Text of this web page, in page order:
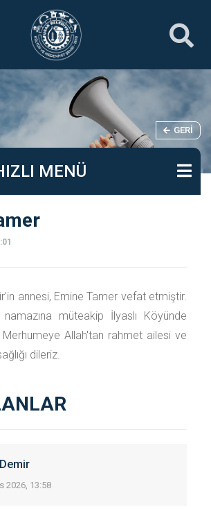
GERI
MENÜ
annesi, Emine Tamer vefat etmiştir.
müteakip İlyaslı Köyünde
Allah'tan rahmet ailesi ve
dileriz.
2026, 13:58